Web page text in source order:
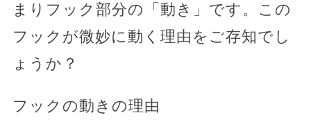
まりフック部分の「動き」です。この
フックが微妙に動く理由をご存知でし
ょうか？
フックの動きの理由